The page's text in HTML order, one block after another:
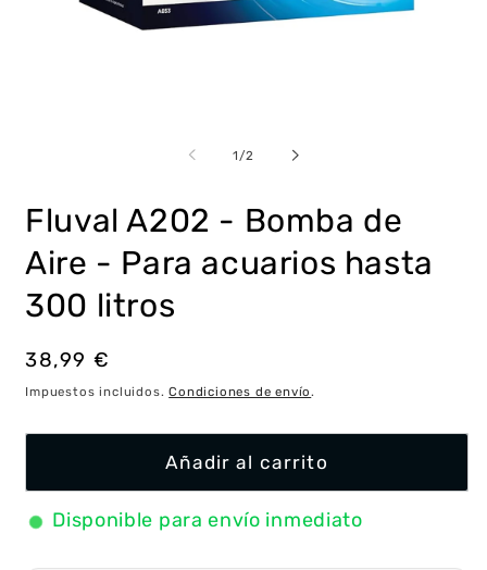
ventana
modal
1 /de
2
Fluval A202 - Bomba de
Aire - Para acuarios hasta
300 litros
Precio
habitual
38,99 €
Impuestos incluidos.Condiciones de envío.
Añadir al carrito
Disponible para envío inmediato